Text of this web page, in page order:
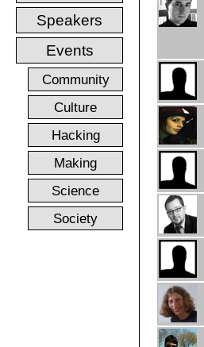
Speakers
Events
Community
Culture
Hacking
Making
Science
Society